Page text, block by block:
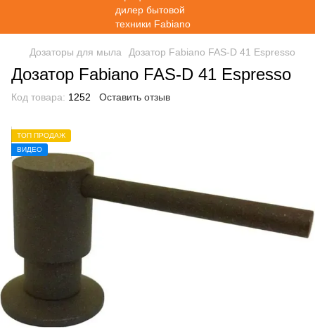
Дозаторы для мыла Дозатор Fabiano FAS-D 41 Espresso
Дозатор Fabiano FAS-D 41 Espresso
Код товара: 1252 Оставить отзыв
ТОП ПРОДАЖ
ВИДЕО